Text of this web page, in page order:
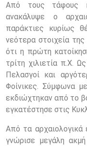
Από τους τάφους
ανακάλυψε ο
παράκτιες κυρίως
νεότερα στοιχεία
ότι η πρώτη
τρίτη χιλιετία π.Χ.
Πελασγοί και
Φοίνικες. Σύμφωνα
εκδιώχτηκαν από το
εγκατέστησε στις
Από τα αρχαιολογικά
γνώρισε μεγάλη